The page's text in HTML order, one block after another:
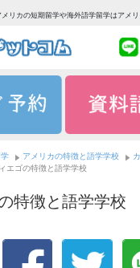
リカの短期留学や海外語学留学はアメ
アメリカの特徴と語学学校
エゴの特徴と語学学校
特徴と語学学校